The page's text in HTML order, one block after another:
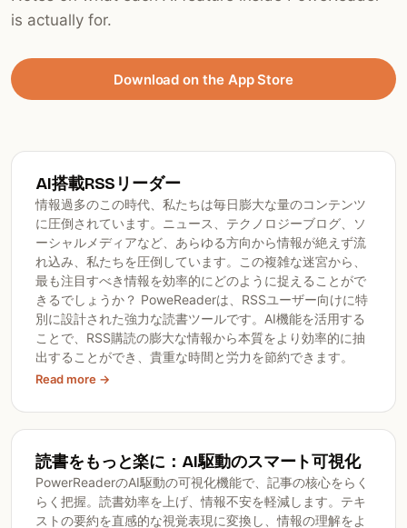
is actually for.
Download on the App Store
AI搭載RSSリーダー
情報過多のこの時代、私たちは毎日膨大な量のコンテンツ
に圧倒されています。ニュース、テクノロジーブログ、ソ
ーシャルメディアなど、あらゆる方向から情報が絶えず流
れ込み、私たちを圧倒しています。この複雑な迷宮から、
最も注目すべき情報を効率的にどのように捉えることがで
きるでしょうか？ PoweReaderは、RSSユーザー向けに特
別に設計された強力な読書ツールです。AI機能を活用する
ことで、RSS購読の膨大な情報から本質をより効率的に抽
出することができ、貴重な時間と労力を節約できます。
Read more →
読書をもっと楽に：AI駆動のスマート可視化
PowerReaderのAI駆動の可視化機能で、記事の核心をらく
らく把握。読書効率を上げ、情報不安を軽減します。テキ
ストの要約を直感的な視覚表現に変換し、情報の理解をよ